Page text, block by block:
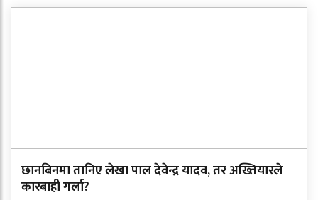
छानबिनमा तानिए लेखा पाल देवेन्द्र यादव, तर अख्तियारले
कारबाही गर्ला?